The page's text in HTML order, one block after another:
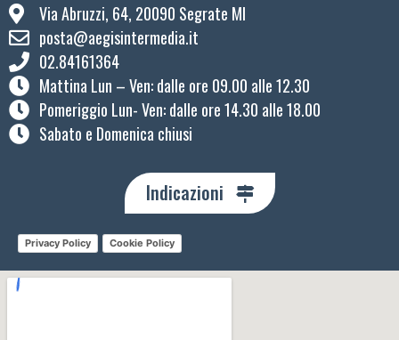
Via Abruzzi, 64, 20090 Segrate MI
posta@aegisintermedia.it
02.84161364
Mattina Lun – Ven: ​dalle ore 09.00 alle 12.30
Pomeriggio Lun- Ven: dalle ore 14.30 alle 18.00
Sabato e Domenica chiusi
Indicazioni
Privacy Policy Cookie Policy